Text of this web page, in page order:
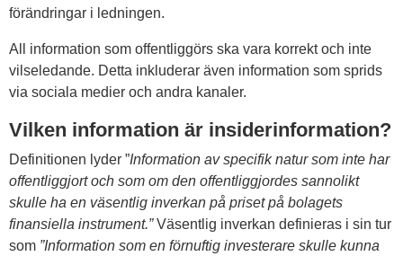
förändringar i ledningen.
All information som offentliggörs ska vara korrekt och inte
vilseledande. Detta inkluderar även information som sprids
via sociala medier och andra kanaler.
Vilken information är insiderinformation?
Definitionen lyder ”Information av specifik natur som inte har
offentliggjort och som om den offentliggjordes sannolikt
skulle ha en väsentlig inverkan på priset på bolagets
finansiella instrument.”Väsentlig inverkan definieras i sin tur
som ”Information som en förnuftig investerare skulle kunna